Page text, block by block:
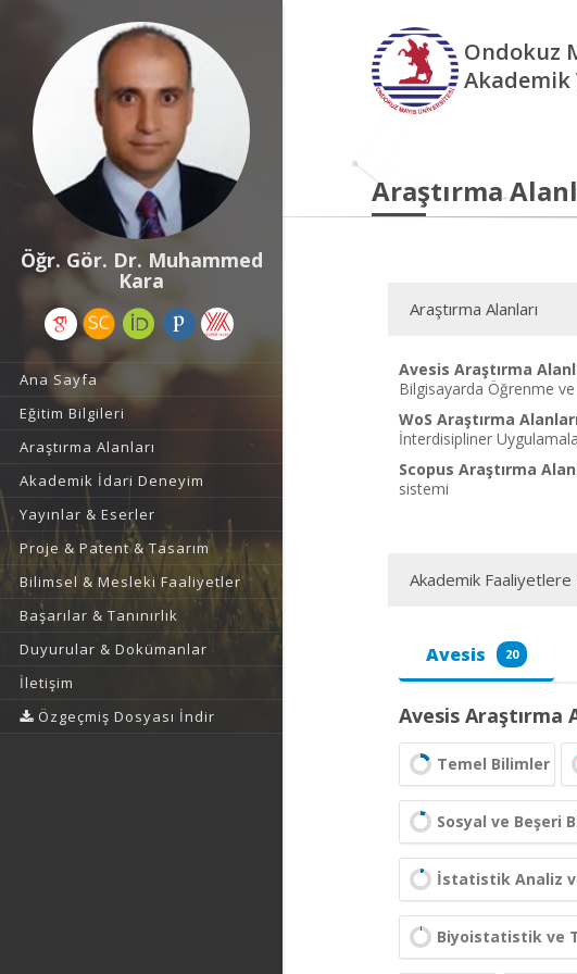
Öğr. Gör. Dr. Muhammed
Kara
Ana Sayfa
Eğitim Bilgileri
Araştırma Alanları
Akademik İdari Deneyim
Yayınlar & Eserler
Proje & Patent & Tasarım
Bilimsel & Mesleki Faaliyetler
Başarılar & Tanınırlık
Duyurular & Dokümanlar
İletişim
Özgeçmiş Dosyası İndir
Ondokuz
Akademik
Araştırma
Araştırma Alanları
Avesis Araştırma
Bilgisayarda Öğrenme ve
WoS Araştırma
İnterdisipliner
Scopus Araştırma
sistemi
Akademik Faaliyetlere
Avesis 20
Avesis Araştırma
Temel Bilimler
Sosyal ve Beşeri
İstatistik Analiz
Biyoistatistik ve